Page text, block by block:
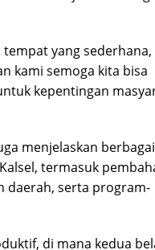
yang sederhana,
kami semoga kita bisa
kepentingan
menjelaskan berbagai
termasuk
daerah, serta program-
di mana kedua